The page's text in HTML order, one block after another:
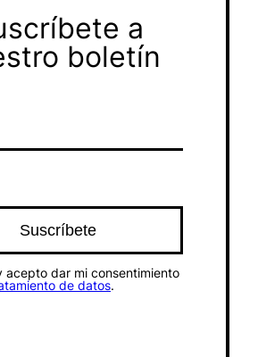
a
boletín
acepto dar mi consentimiento
de datos.